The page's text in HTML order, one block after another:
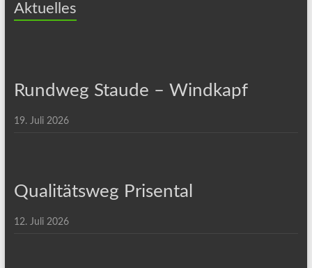
Aktuelles
Rundweg Staude – Windkapf
19. Juli 2026
Qualitätsweg Prisental
12. Juli 2026